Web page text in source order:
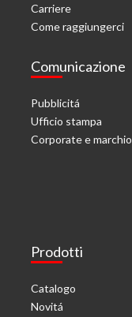
Carriere
Come raggiungerci
Comunicazione
Pubblicitá
Ufficio stampa
Corporate e marchio
Prodotti
Catalogo
Novitá